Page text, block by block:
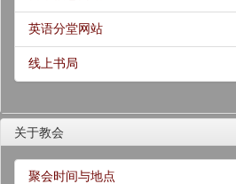
英语分堂网站
线上书局
关于教会
聚会时间与地点